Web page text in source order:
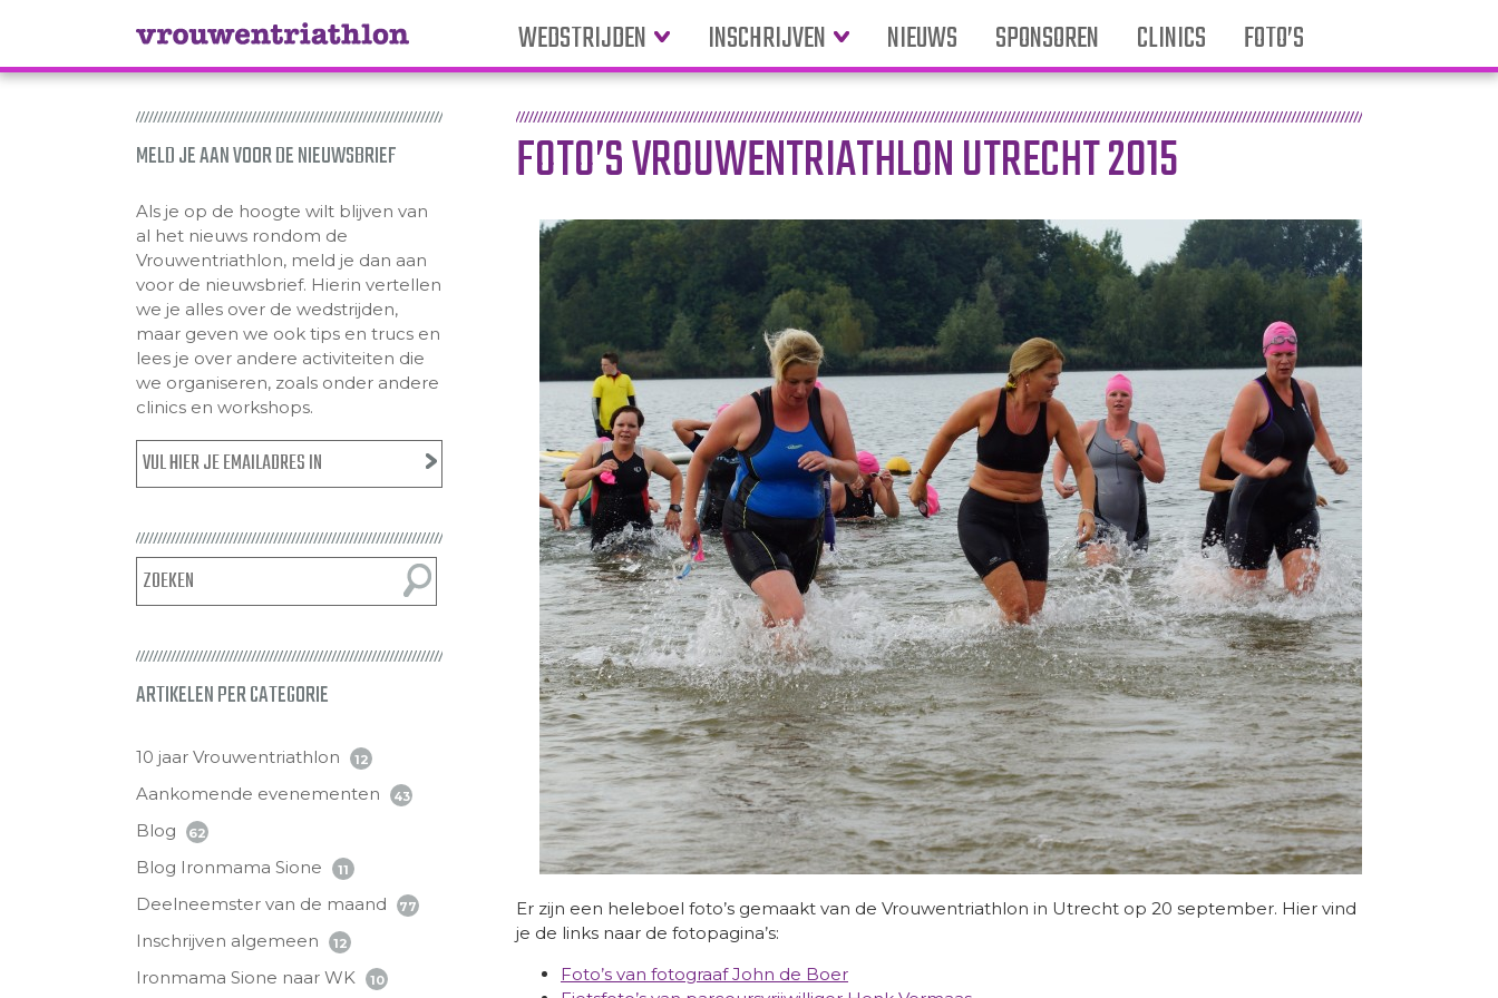
WEDSTRIJDEN INSCHRIJVEN NIEUWS SPONSOREN CLINICS FOTO’S
MELD JE AAN VOOR DE NIEUWSBRIEF
Als je op de hoogte wilt blijven van
al het nieuws rondom de
Vrouwentriathlon, meld je dan aan
voor de nieuwsbrief. Hierin vertellen
we je alles over de wedstrijden,
maar geven we ook tips en trucs en
lees je over andere activiteiten die
we organiseren, zoals onder andere
clinics en workshops.
ARTIKELEN PER CATEGORIE
10 jaar Vrouwentriathlon 12
Aankomende evenementen 43
Blog 62
Blog Ironmama Sione 11
Deelneemster van de maand 77
Inschrijven algemeen 12
Ironmama Sione naar WK 10
FOTO’S VROUWENTRIATHLON UTRECHT 2015
Er zijn een heleboel foto’s gemaakt van de Vrouwentriathlon in Utrecht op 20 september. Hier vind
je de links naar de fotopagina’s:
Foto’s van fotograaf John de Boer